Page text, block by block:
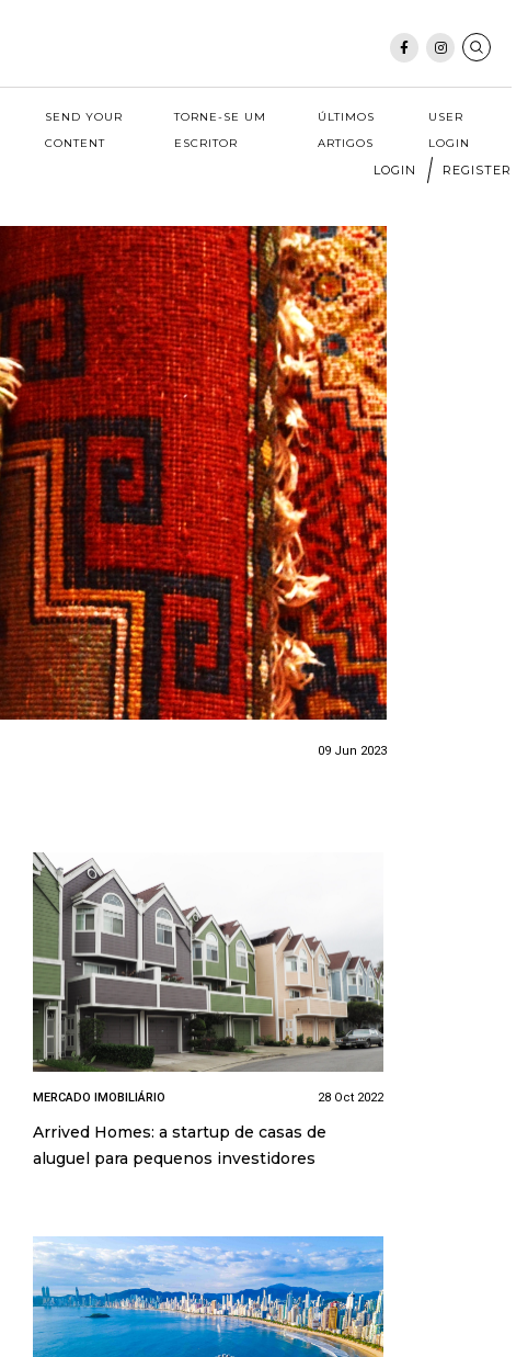
SEND YOUR
CONTENT
TORNE-SE UM
ESCRITOR
ÚLTIMOS
ARTIGOS
USER
LOGIN
LOGIN REGISTER
09 Jun 2023
MERCADO IMOBILIÁRIO 28 Oct 2022
Arrived Homes: a startup de casas de
aluguel para pequenos investidores